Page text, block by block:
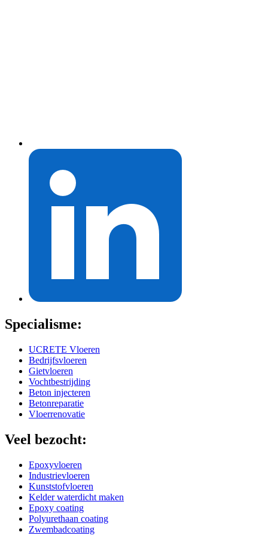
Specialisme:
UCRETE Vloeren
Bedrijfsvloeren
Gietvloeren
Vochtbestrijding
Beton injecteren
Betonreparatie
Vloerrenovatie
Veel bezocht:
Epoxyvloeren
Industrievloeren
Kunststofvloeren
Kelder waterdicht maken
Epoxy coating
Polyurethaan coating
Zwembadcoating